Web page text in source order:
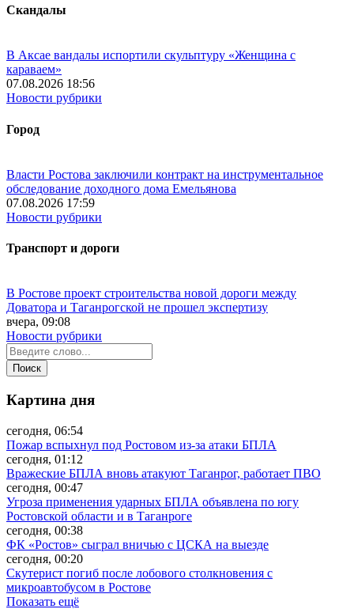
Скандалы
В Аксае вандалы испортили скульптуру «Женщина с
караваем»
07.08.2026 18:56
Новости рубрики
Город
Власти Ростова заключили контракт на инструментальное
обследование доходного дома Емельянова
07.08.2026 17:59
Новости рубрики
Транспорт и дороги
В Ростове проект строительства новой дороги между
Доватора и Таганрогской не прошел экспертизу
вчера, 09:08
Новости рубрики
Картина дня
сегодня, 06:54
Пожар вспыхнул под Ростовом из-за атаки БПЛА
сегодня, 01:12
Вражеские БПЛА вновь атакуют Таганрог, работает ПВО
сегодня, 00:47
Угроза применения ударных БПЛА объявлена по югу
Ростовской области и в Таганроге
сегодня, 00:38
ФК «Ростов» сыграл вничью с ЦСКА на выезде
сегодня, 00:20
Скутерист погиб после лобового столкновения с
микроавтобусом в Ростове
Показать ещё